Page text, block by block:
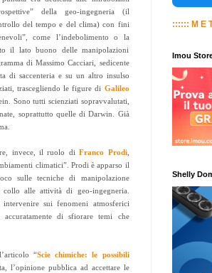
della geo-ingegneria (il
del tempo e del clima) con fini
come l’indebolimento o la
il lato buono delle manipolazioni
di Massimo Cacciari, sedicente
di saccenteria e su un altro insulso
trascegliendo le figure di Galileo
Sono tutti scienziati sopravvalutati,
soprattutto quelle di Darwin. Già
invece, il ruolo diFranco Prodi,
climatici”. Prodi è apparso il
sulle tecniche di manipolazione
alle attività di geo-ingegneria.
intervenire sui fenomeni atmosferici
di sfiorare temi che
“Scie chimiche: le possibili
l’opinione pubblica ad accettare le
:::::: M E
Imou
Shelly